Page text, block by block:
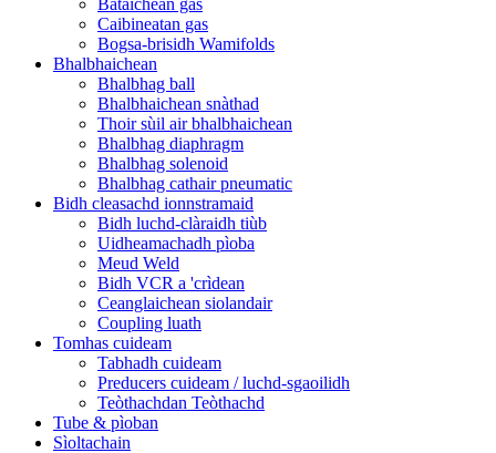
Caibineatan gas
Bogsa-brisidh Wamifolds
Bhalbhaichean
Bhalbhag ball
Bhalbhaichean snàthad
Thoir sùil air bhalbhaichean
Bhalbhag diaphragm
Bhalbhag solenoid
Bhalbhag cathair pneumatic
Bidh cleasachd ionnstramaid
Bidh luchd-clàraidh tiùb
Uidheamachadh pìoba
Meud Weld
Bidh VCR a 'crìdean
Ceanglaichean siolandair
Coupling luath
Tomhas cuideam
Tabhadh cuideam
Preducers cuideam / luchd-sgaoilidh
Teòthachdan Teòthachd
Tube & pìoban
Sìoltachain